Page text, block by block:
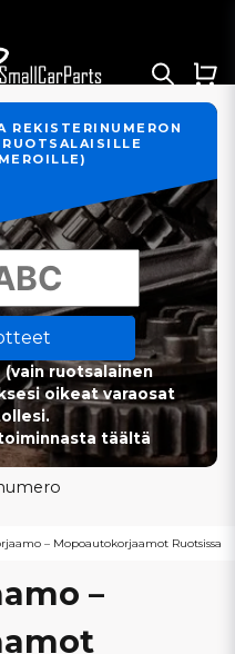
REKISTERINUMERON
ruotsalainen
oikeat varaosat
täältä
– Mopoautokorjaamot Ruotsissa
–